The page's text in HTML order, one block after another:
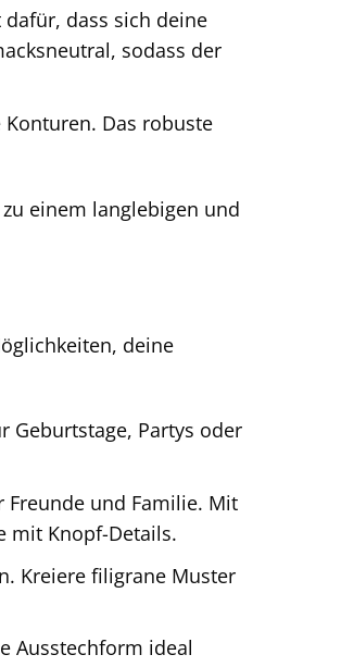
dass sich deine
sodass der
Das robuste
einem langlebigen und
deine
Geburtstage, Partys oder
Freunde und Familie. Mit
mit Knopf-Details.
Kreiere filigrane Muster
Ausstechform ideal